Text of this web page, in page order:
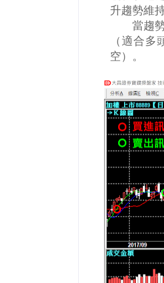
升趨勢維
當趨
（適合
空）。